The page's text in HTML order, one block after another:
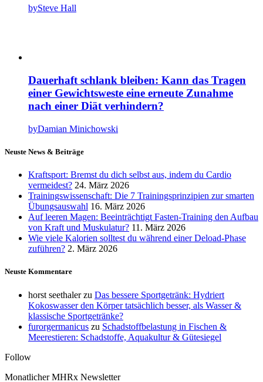
bySteve Hall
Dauerhaft schlank bleiben: Kann das Tragen
einer Gewichtsweste eine erneute Zunahme
nach einer Diät verhindern?
byDamian Minichowski
Neuste News & Beiträge
Kraftsport: Bremst du dich selbst aus, indem du Cardio
vermeidest? 24. März 2026
Trainingswissenschaft: Die 7 Trainingsprinzipien zur smarten
Übungsauswahl 16. März 2026
Auf leeren Magen: Beeinträchtigt Fasten-Training den Aufbau
von Kraft und Muskulatur? 11. März 2026
Wie viele Kalorien solltest du während einer Deload-Phase
zuführen? 2. März 2026
Neuste Kommentare
horst seethalerzu Das bessere Sportgetränk: Hydriert
Kokoswasser den Körper tatsächlich besser, als Wasser &
klassische Sportgetränke?
furorgermanicus zu Schadstoffbelastung in Fischen &
Meerestieren: Schadstoffe, Aquakultur & Gütesiegel
Follow
Monatlicher MHRx Newsletter